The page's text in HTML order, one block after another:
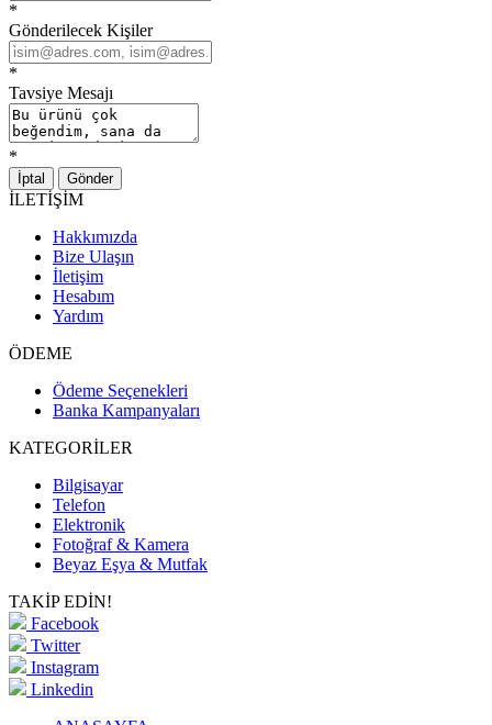
*
Gönderilecek Kişiler
*
Tavsiye Mesajı
*
İptal Gönder
İLETİŞİM
Hakkımızda
Bize Ulaşın
İletişim
Hesabım
Yardım
ÖDEME
Ödeme Seçenekleri
Banka Kampanyaları
KATEGORİLER
Bilgisayar
Telefon
Elektronik
Fotoğraf & Kamera
Beyaz Eşya & Mutfak
TAKİP EDİN!
Facebook
Twitter
Instagram
Linkedin